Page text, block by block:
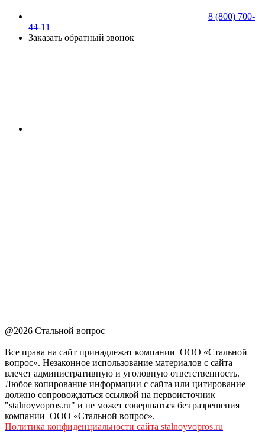
8 (800) 700-
44-11
Заказать обратный звонок
@2026 Стальной вопрос
Все права на сайт принадлежат компании ООО «Стальной
вопрос». Незаконное использование материалов с сайта
влечет административную и уголовную ответственность.
Любое копирование информации с сайта или цитирование
должно сопровождаться ссылкой на первоисточник
"stalnoyvopros.ru" и не может совершаться без разрешения
компании ООО «Стальной вопрос».
Политика конфиденциальности сайта stalnoyvopros.ru